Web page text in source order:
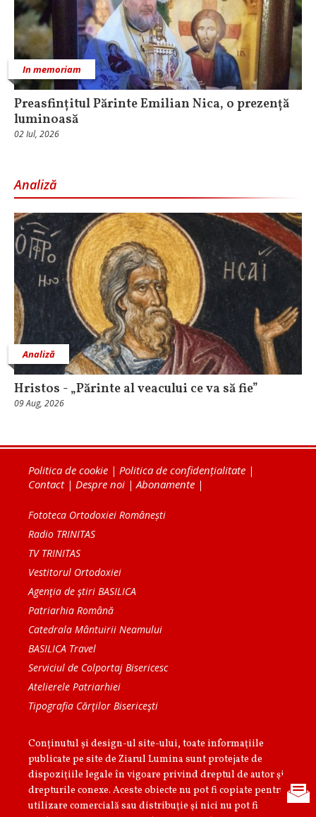
In memoriam
Preasfințitul Părinte Emilian Nica, o prezență
luminoasă
02 Iul, 2026
Analiză
Analiză
Hristos - „Părinte al veacului ce va să fie”
09 Aug, 2026
Politica de cookie | Politica de confidențialitate |
Contact| Despre noi |Abonamente |
Fototeca Ortodoxiei Românești
Radio TRINITAS
TV TRINITAS
Vestitorul Ortodoxiei
Agenţia de ştiri BASILICA
Patriarhia Română
Catedrala Mântuirii Neamului
BASILICA Travel
Serviciul de Colportaj Bisericesc
Atelierele Patriarhiei
Tipografia Cărţilor Bisericeşti
Conținutul și design-ul site-ului, toate informaţiile
publicate pe site de Ziarul Lumina sunt protejate de
dispoziţiile legale în vigoare privind dreptul de autor şi
drepturile conexe. Aceste obiecte nu pot fi copiate pentru
utilizare comercială sau distribuţie şi nici nu pot fi